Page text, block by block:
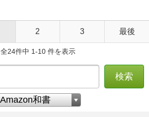
2 3 最後
全24件中 1-10 件を表示
検索